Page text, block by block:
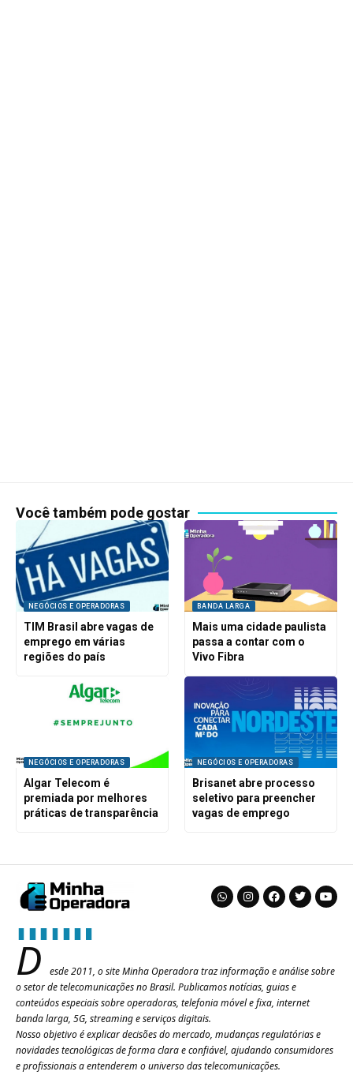
Você também pode gostar
NEGÓCIOS E OPERADORAS
TIM Brasil abre vagas de
emprego em várias
regiões do país
BANDA LARGA
Mais uma cidade paulista
passa a contar com o
Vivo Fibra
NEGÓCIOS E OPERADORAS
Algar Telecom é
premiada por melhores
práticas de transparência
NEGÓCIOS E OPERADORAS
Brisanet abre processo
seletivo para preencher
vagas de emprego
D
esde 2011, o site Minha Operadora traz informação e análise sobre
o setor de telecomunicações no Brasil. Publicamos notícias, guias e
conteúdos especiais sobre operadoras, telefonia móvel e fixa, internet
banda larga, 5G, streaming e serviços digitais.
Nosso objetivo é explicar decisões do mercado, mudanças regulatórias e
novidades tecnológicas de forma clara e confiável, ajudando consumidores
e profissionais a entenderem o universo das telecomunicações.